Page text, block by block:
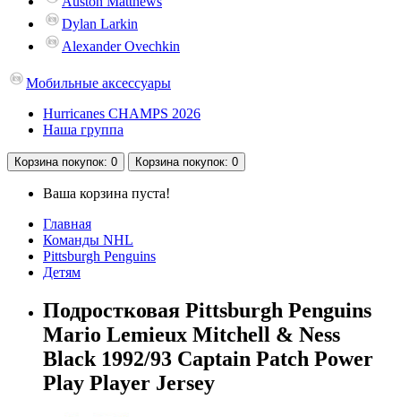
Dylan Larkin
Alexander Ovechkin
Мобильные аксессуары
Hurricanes CHAMPS 2026
Наша группа
Корзина покупок: 0 Корзина покупок: 0
Ваша корзина пуста!
Главная
Команды NHL
Pittsburgh Penguins
Детям
Подростковая Pittsburgh Penguins
Mario Lemieux Mitchell & Ness
Black 1992/93 Captain Patch Power
Play Player Jersey